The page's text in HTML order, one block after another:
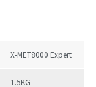
X-MET8000 Expert
1.5KG